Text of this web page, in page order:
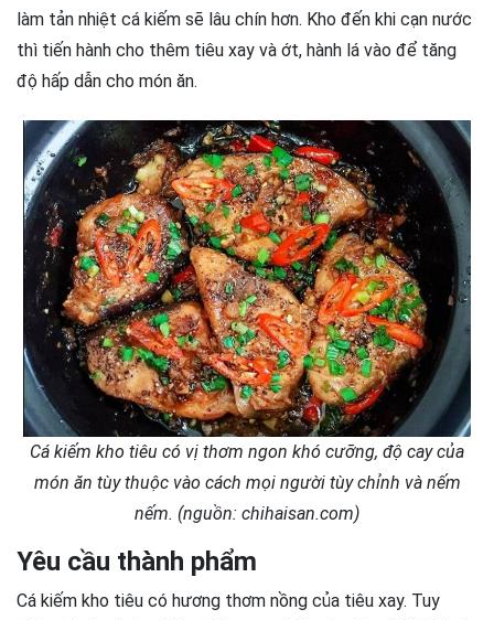
làm tản nhiệt cá kiếm sẽ lâu chín hơn. Kho đến khi cạn nước
thì tiến hành cho thêm tiêu xay và ớt, hành lá vào để tăng
độ hấp dẫn cho món ăn.
Cá kiếm kho tiêu có vị thơm ngon khó cưỡng, độ cay của
món ăn tùy thuộc vào cách mọi người tùy chỉnh và nếm
nếm. (nguồn: chihaisan.com)
Yêu cầu thành phẩm
Cá kiếm kho tiêu có hương thơm nồng của tiêu xay. Tuy